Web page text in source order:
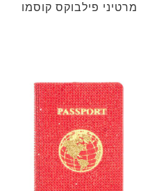
מרטיני פילבוקס קוסמו